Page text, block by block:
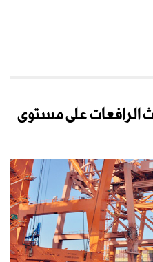
الرافعات على مستوى